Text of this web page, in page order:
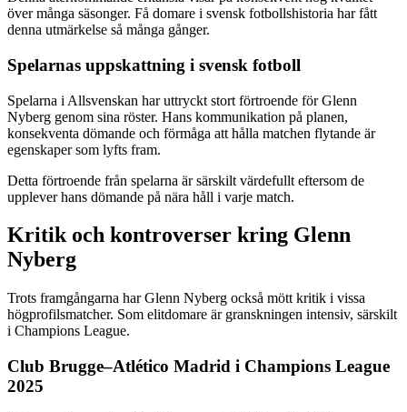
över många säsonger. Få domare i svensk fotbollshistoria har fått
denna utmärkelse så många gånger.
Spelarnas uppskattning i svensk fotboll
Spelarna i Allsvenskan har uttryckt stort förtroende för Glenn
Nyberg genom sina röster. Hans kommunikation på planen,
konsekventa dömande och förmåga att hålla matchen flytande är
egenskaper som lyfts fram.
Detta förtroende från spelarna är särskilt värdefullt eftersom de
upplever hans dömande på nära håll i varje match.
Kritik och kontroverser kring Glenn
Nyberg
Trots framgångarna har Glenn Nyberg också mött kritik i vissa
högprofilsmatcher. Som elitdomare är granskningen intensiv, särskilt
i Champions League.
Club Brugge–Atlético Madrid i Champions League
2025